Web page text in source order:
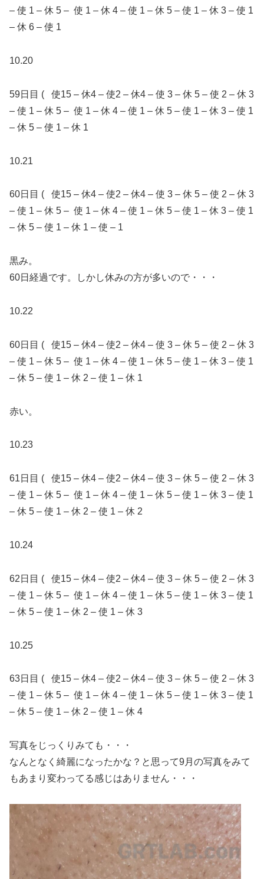
– 使 1 – 休 5 – 使 1 – 休 4 – 使 1 – 休 5 – 使 1 – 休 3 – 使 1
– 休 6 – 使 1
10.20
59日目 ( 使15 – 休4 – 使2 – 休4 – 使 3 – 休 5 – 使 2 – 休 3
– 使 1 – 休 5 – 使 1 – 休 4 – 使 1 – 休 5 – 使 1 – 休 3 – 使 1
– 休 5 – 使 1 – 休 1
10.21
60日目 ( 使15 – 休4 – 使2 – 休4 – 使 3 – 休 5 – 使 2 – 休 3
– 使 1 – 休 5 – 使 1 – 休 4 – 使 1 – 休 5 – 使 1 – 休 3 – 使 1
– 休 5 – 使 1 – 休 1 – 使 – 1
黒み。
60日経過です。しかし休みの方が多いので・・・
10.22
60日目 ( 使15 – 休4 – 使2 – 休4 – 使 3 – 休 5 – 使 2 – 休 3
– 使 1 – 休 5 – 使 1 – 休 4 – 使 1 – 休 5 – 使 1 – 休 3 – 使 1
– 休 5 – 使 1 – 休 2 – 使 1 – 休 1
赤い。
10.23
61日目 ( 使15 – 休4 – 使2 – 休4 – 使 3 – 休 5 – 使 2 – 休 3
– 使 1 – 休 5 – 使 1 – 休 4 – 使 1 – 休 5 – 使 1 – 休 3 – 使 1
– 休 5 – 使 1 – 休 2 – 使 1 – 休 2
10.24
62日目 ( 使15 – 休4 – 使2 – 休4 – 使 3 – 休 5 – 使 2 – 休 3
– 使 1 – 休 5 – 使 1 – 休 4 – 使 1 – 休 5 – 使 1 – 休 3 – 使 1
– 休 5 – 使 1 – 休 2 – 使 1 – 休 3
10.25
63日目 ( 使15 – 休4 – 使2 – 休4 – 使 3 – 休 5 – 使 2 – 休 3
– 使 1 – 休 5 – 使 1 – 休 4 – 使 1 – 休 5 – 使 1 – 休 3 – 使 1
– 休 5 – 使 1 – 休 2 – 使 1 – 休 4
写真をじっくりみても・・・
なんとなく綺麗になったかな？と思って9月の写真をみて
もあまり変わってる感じはありません・・・